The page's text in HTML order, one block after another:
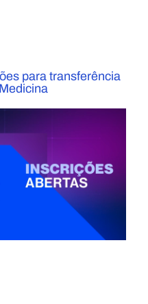
para transferência